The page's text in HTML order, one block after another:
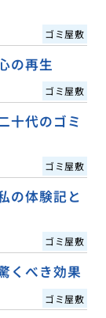
ゴミ屋敷
の再生
ゴミ屋敷
十代のゴミ
ゴミ屋敷
の体験記と
ゴミ屋敷
くべき効果
ゴミ屋敷